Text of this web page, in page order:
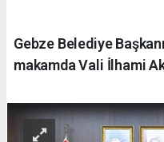
Gebze Belediye
makamda Vali İlhami